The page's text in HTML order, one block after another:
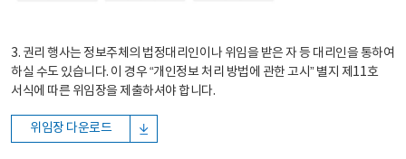
3. 권리 행사는 정보주체의 법정대리인이나 위임을 받은 자 등 대리인을 통하여
하실 수도 있습니다. 이 경우 “개인정보 처리 방법에 관한 고시” 별지 제11호
서식에 따른 위임장을 제출하셔야 합니다.
위임장 다운로드